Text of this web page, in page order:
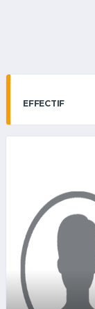
EFFECTIF